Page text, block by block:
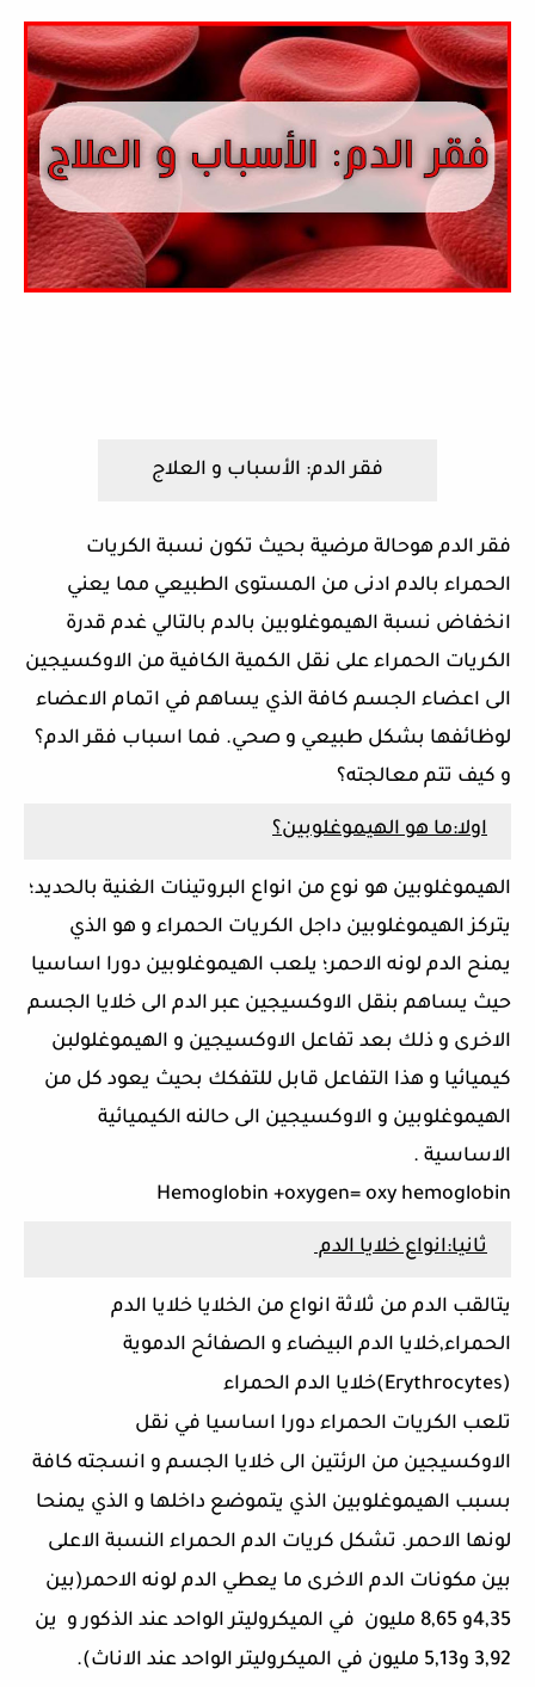
فقر الدم: الأسباب و العلاج
فقر الدم هوحالة مرضية بحيث تكون نسبة الكريات
الحمراء بالدم ادنى من المستوى الطبيعي مما يعني
انخفاض نسبة الهيموغلوبين بالدم بالتالي غدم قدرة
الكريات الحمراء على نقل الكمية الكافية من الاوكسيجين
الى اعضاء الجسم كافة الذي يساهم في اتمام الاعضاء
لوظائفها بشكل طبيعي و صحي. فما اسباب فقر الدم؟
و كيف تتم معالجته؟
اولا:ما هو الهيموغلوبين؟
الهيموغلوبين هو نوع من انواع البروتينات الغنية بالحديد؛
يتركز الهيموغلوبين داجل الكريات الحمراء و هو الذي
يمنح الدم لونه الاحمر؛ يلعب الهيموغلوبين دورا اساسيا
حيث يساهم بنقل الاوكسيجين عبر الدم الى خلايا الجسم
الاخرى و ذلك بعد تفاعل الاوكسيجين و الهيموغلولبن
كيميائيا و هذا التفاعل قابل للتفكك بحيث يعود كل من
الهيموغلوبين و الاوكسيجين الى حالنه الكيميائية
الاساسية .
Hemoglobin +oxygen= oxy hemoglobin
ثانيا:انواع خلايا الدم
يتالقب الدم من ثلاثة انواع من الخلايا خلايا الدم
الحمراء,خلايا الدم البيضاء و الصفائح الدموية
(Erythrocytes)
خلايا الدم الحمراء
تلعب الكريات الحمراء دورا اساسيا في نقل
الاوكسيجين من الرئتين الى خلايا الجسم و انسجته كافة
بسبب الهيموغلوبين الذي يتموضع داخلها و الذي يمنحا
لونها الاحمر. تشكل كريات الدم الحمراء النسبة الاعلى
بين مكونات الدم الاخرى ما يعطي الدم لونه الاحمر(بين
4,35و 8,65 مليون في الميكروليتر الواحد عند الذكور و ين
3,92 و5,13 مليون في الميكروليتر الواحد عند الاناث).